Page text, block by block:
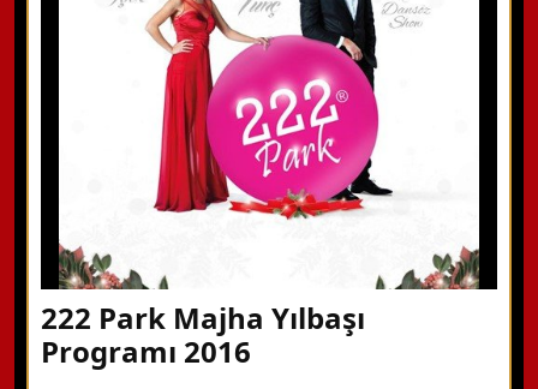
222 Park Majha Yılbaşı
Programı 2016